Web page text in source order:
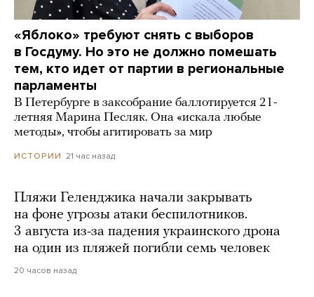
«Яблоко» требуют снять с выборов
в Госдуму. Но это не должно помешать
тем, кто идет от партии в региональные
парламенты
В Петербурге в заксобрание баллотируется 21-
летняя Марина Песляк. Она «искала любые
методы», чтобы агитировать за мир
ИСТОРИИ 21 час назад
Пляжи Геленджика начали закрывать
на фоне угрозы атаки беспилотников.
3 августа из-за падения украинского дрона
на один из пляжей погибли семь человек
20 часов назад